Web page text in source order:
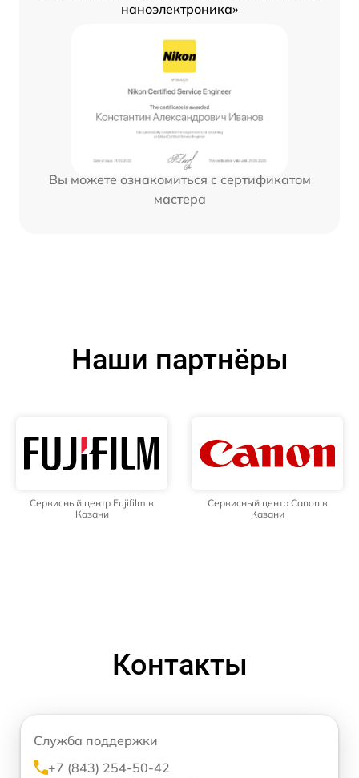
наноэлектроника»
Вы можете ознакомиться с сертификатом
мастера
Наши партнёры
Сервисный центр Fujifilm в
Казани
Сервисный центр Canon в
Казани
Контакты
Служба поддержки
+7 (843) 254-50-42